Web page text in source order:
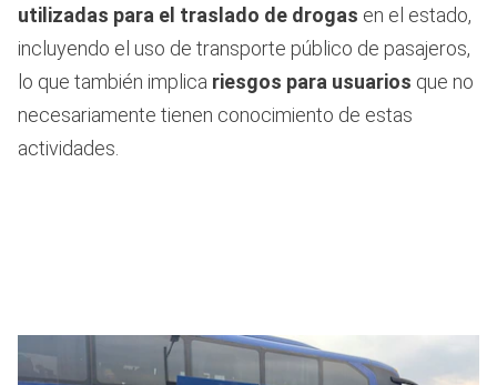
utilizadas para el traslado de drogas en el estado,
incluyendo el uso de transporte público de pasajeros,
lo que también implica riesgos para usuarios que no
necesariamente tienen conocimiento de estas
actividades.